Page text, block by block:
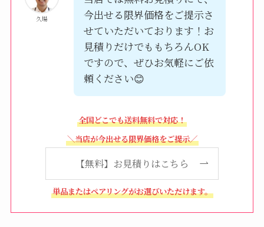
久場
今出せる限界価格をご提示さ
せていただいております！お
見積りだけでももちろんOK
ですので、ぜひお気軽にご依
頼ください😊
全国どこでも送料無料で対応！
＼当店が今出せる限界価格をご提示／
【無料】お見積りはこちら
単品またはペアリングがお選びいただけます。